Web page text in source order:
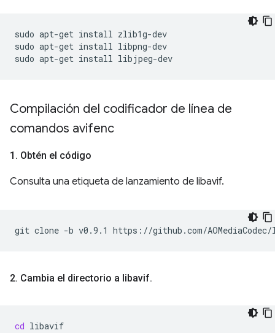
sudo apt-get install zlib1g-dev
sudo apt-get install libpng-dev
sudo apt-get install
Compilación del codificador de línea de
comandos avifenc
1 . Obtén el código
Consulta una etiqueta de lanzamiento de libavif.
git clone -b v0.9.1
2. Cambia el directorio a libavif.
cd